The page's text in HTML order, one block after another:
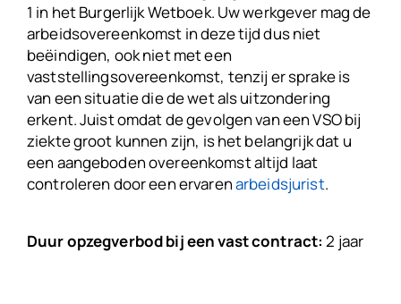
1 in het Burgerlijk Wetboek. Uw werkgever mag de
arbeidsovereenkomst in deze tijd dus niet
beëindigen, ook niet met een
vaststellingsovereenkomst, tenzij er sprake is
van een situatie die de wet als uitzondering
erkent. Juist omdat de gevolgen van een VSO bij
ziekte groot kunnen zijn, is het belangrijk dat u
een aangeboden overeenkomst altijd laat
controleren door een ervarenarbeidsjurist.
Duur opzegverbod bij een vast contract:2 jaar